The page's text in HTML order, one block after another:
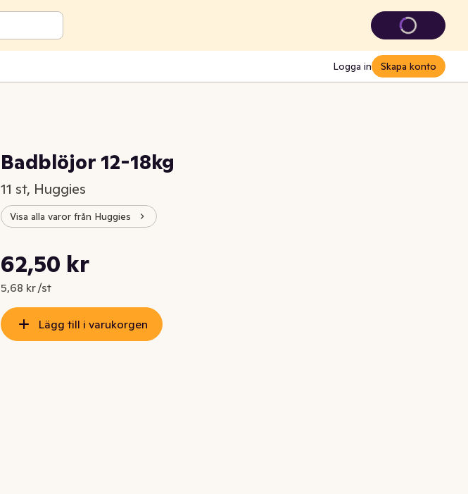
Logga in Skapa konto
Badblöjor 12-18kg
11 st, Huggies
Visa alla varor från Huggies
Nuvarande pris är: 62,50 kr
62,50 kr
5,68 kr /st
Styckpris: 5,68 kr /st
Lägg till i varukorgen